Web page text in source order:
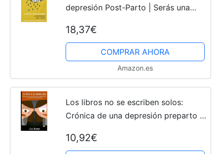
depresión Post-Parto | Serás una
imposible
18,37€
COMPRAR AHORA
Amazon.es
Los libros no se escriben solos:
Crónica de una depresión preparto y
10,92€